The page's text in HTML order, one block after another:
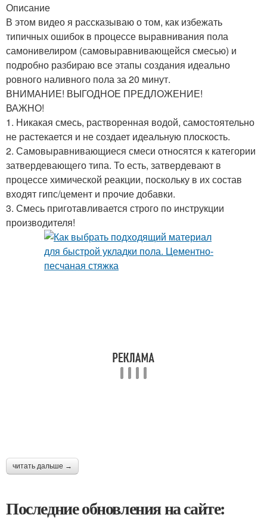
Описание
В этом видео я рассказываю о том, как избежать
типичных ошибок в процессе выравнивания пола
самонивелиром (самовыравнивающейся смесью) и
подробно разбираю все этапы создания идеально
ровного наливного пола за 20 минут.
ВНИМАНИЕ! ВЫГОДНОЕ ПРЕДЛОЖЕНИЕ!
ВАЖНО!
1. Никакая смесь, растворенная водой, самостоятельно
не растекается и не создает идеальную плоскость.
2. Самовыравнивающиеся смеси относятся к категории
затвердевающего типа. То есть, затвердевают в
процессе химической реакции, поскольку в их состав
входят гипс/цемент и прочие добавки.
3. Смесь приготавливается строго по инструкции
производителя!
читать дальше →
Последние обновления на сайте: